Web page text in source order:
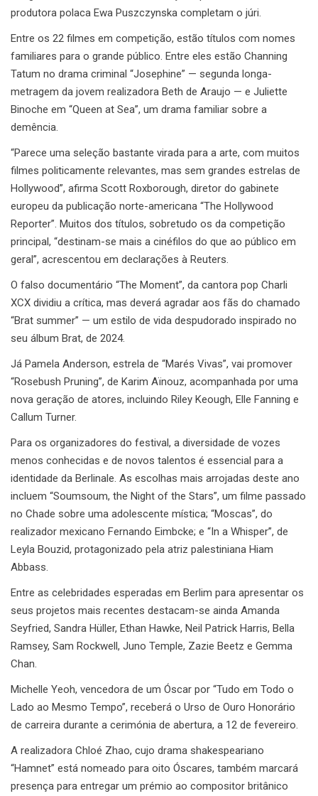
produtora polaca Ewa Puszczynska completam o júri.
Entre os 22 filmes em competição, estão títulos com nomes
familiares para o grande público. Entre eles estão Channing
Tatum no drama criminal “Josephine” — segunda longa-
metragem da jovem realizadora Beth de Araujo — e Juliette
Binoche em “Queen at Sea”, um drama familiar sobre a
demência.
“Parece uma seleção bastante virada para a arte, com muitos
filmes politicamente relevantes, mas sem grandes estrelas de
Hollywood”, afirma Scott Roxborough, diretor do gabinete
europeu da publicação norte-americana “The Hollywood
Reporter”. Muitos dos títulos, sobretudo os da competição
principal, “destinam-se mais a cinéfilos do que ao público em
geral”, acrescentou em declarações à Reuters.
O falso documentário “The Moment”, da cantora pop Charli
XCX dividiu a crítica, mas deverá agradar aos fãs do chamado
“Brat summer” — um estilo de vida despudorado inspirado no
seu álbum Brat, de 2024.
Já Pamela Anderson, estrela de “Marés Vivas”, vai promover
“Rosebush Pruning”, de Karim Aïnouz, acompanhada por uma
nova geração de atores, incluindo Riley Keough, Elle Fanning e
Callum Turner.
Para os organizadores do festival, a diversidade de vozes
menos conhecidas e de novos talentos é essencial para a
identidade da Berlinale. As escolhas mais arrojadas deste ano
incluem “Soumsoum, the Night of the Stars”, um filme passado
no Chade sobre uma adolescente mística; “Moscas”, do
realizador mexicano Fernando Eimbcke; e “In a Whisper”, de
Leyla Bouzid, protagonizado pela atriz palestiniana Hiam
Abbass.
Entre as celebridades esperadas em Berlim para apresentar os
seus projetos mais recentes destacam-se ainda Amanda
Seyfried, Sandra Hüller, Ethan Hawke, Neil Patrick Harris, Bella
Ramsey, Sam Rockwell, Juno Temple, Zazie Beetz e Gemma
Chan.
Michelle Yeoh, vencedora de um Óscar por “Tudo em Todo o
Lado ao Mesmo Tempo”, receberá o Urso de Ouro Honorário
de carreira durante a cerimónia de abertura, a 12 de fevereiro.
A realizadora Chloé Zhao, cujo drama shakespeariano
“Hamnet” está nomeado para oito Óscares, também marcará
presença para entregar um prémio ao compositor britânico